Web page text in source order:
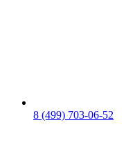
8 (499) 703-06-52